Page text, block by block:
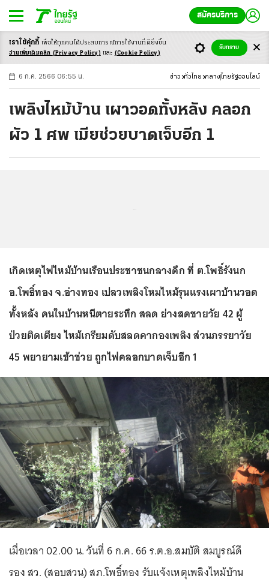
สมัครบริการ
-ก ก ก+
6 ก.ค. 2566 06:55 น. ข่าว ทั่วไทย กลาง ไทยรัฐออนไลน์
เพลิงไหม้บ้าน เผาวอดทั้งหลัง คลอก
ผัว 1 ศพ เมียช่วยบาดเจ็บอีก 1
เกิดเหตุไฟไหม้บ้านเรือนประชาชนกลางดึก ที่ ต.โพธิ์รังนก
อ.โพธิ์ทอง จ.อ่างทอง เปลวเพลิงโหมไหม้รุนแรงเผาบ้านวอด
ทั้งหลัง คนในบ้านหนีตายระทึก สลด ย่างสดชายวัย 42 ผู้
ป่วยติดเตียง ไหม้เกรียมดับสลดคากองเพลิง ส่วนภรรยาวัย
45 พยายามเข้าช่วย ถูกไฟคลอกบาดเจ็บอีก 1
เมื่อเวลา 02.00 น. วันที่ 6 ก.ค. 66 ร.ต.อ.สมบัติ สมบูรณ์ดี
รอง สว. (สอบสวน) สภ.โพธิ์ทอง รับแจ้งเหตุเพลิงไหม้บ้าน
เราใช้คุ้กกี้ เพื่อให้ทุกคนได้ประสบการณ์การใช้งานที่ดียิ่งขึ้น
อ่านเพิ่มเติมคลิก (Privacy Policy) และ (Cookie Policy)
รับทราบ